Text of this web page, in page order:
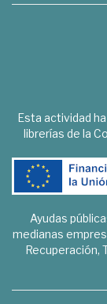
Esta actividad
librerías de la
Ayudas
medianas
Recuperación,